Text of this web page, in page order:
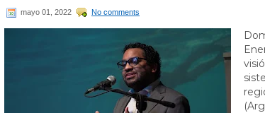
mayo 01, 2022 No comments